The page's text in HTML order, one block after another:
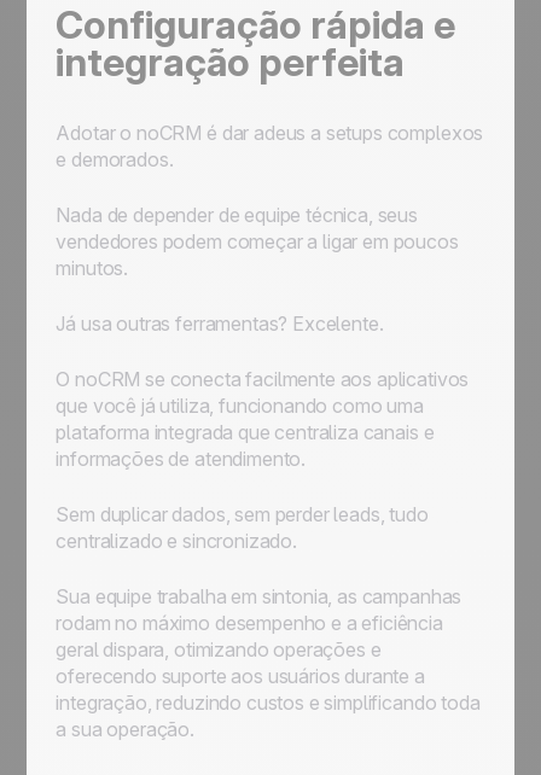
Configuração rápida e
integração perfeita
Adotar o noCRM é dar adeus a setups complexos
e demorados.
Nada de depender de equipe técnica, seus
vendedores podem começar a ligar em poucos
minutos.
Já usa outras ferramentas? Excelente.
O noCRM se conecta facilmente aos aplicativos
que você já utiliza, funcionando como uma
plataforma integrada que centraliza canais e
informações de atendimento.
Sem duplicar dados, sem perder leads, tudo
centralizado e sincronizado.
Sua equipe trabalha em sintonia, as campanhas
rodam no máximo desempenho e a eficiência
geral dispara, otimizando operações e
oferecendo suporte aos usuários durante a
integração, reduzindo custos e simplificando toda
a sua operação.